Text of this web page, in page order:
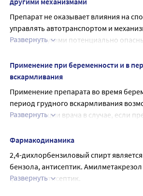
Нарушения со стороны желудочно-
Частота неизвестна: тошнота, боль в
дискомфорт в полости рта (чувство
При появлении вышеуказанных или
реакций, не указанных в инструкции,
применение препарата и обратиться к
Препарат не оказывает влияния на
управлять автотранспортом и
занятия другими потенциально
внимания и быстроты психомоторных
Развернуть
Применение при беременности и в
вскармливания
Применение препарата во время
период грудного вскармливания
рекомендации врача в случае, если
плода и ребенка.
Развернуть
Фармакодинамика
2,4-дихлорбензиловый спирт
бензола, антисептик.
фенола, антисептик.
Развернуть